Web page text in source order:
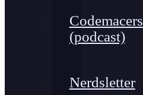
Codemacers
(podcast)
Nerdsletter